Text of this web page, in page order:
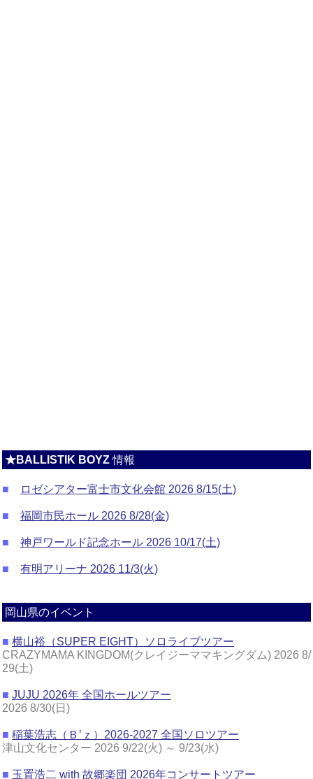
★BALLISTIK BOYZ情報
■ ロゼシアター富士市文化会館 2026 8/15(土)
■ 福岡市民ホール 2026 8/28(金)
■ 神戸ワールド記念ホール 2026 10/17(土)
■ 有明アリーナ 2026 11/3(火)
岡山県のイベント
■ 横山裕（SUPER EIGHT）ソロライブツアー
CRAZYMAMA KINGDOM(クレイジーママキングダム) 2026 8/
29(土)
■ JUJU 2026年 全国ホールツアー
2026 8/30(日)
■ 稲葉浩志（Ｂ’ｚ）2026-2027 全国ソロツアー
津山文化センター 2026 9/22(火) ～ 9/23(水)
■ 玉置浩二 with 故郷楽団 2026年コンサートツアー